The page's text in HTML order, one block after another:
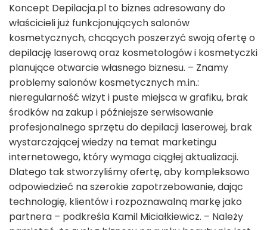
Koncept Depilacja.pl to biznes adresowany do
właścicieli już funkcjonujących salonów
kosmetycznych, chcących poszerzyć swoją ofertę o
depilację laserową oraz kosmetologów i kosmetyczki
planujące otwarcie własnego biznesu. – Znamy
problemy salonów kosmetycznych m.in.:
nieregularność wizyt i puste miejsca w grafiku, brak
środków na zakup i późniejsze serwisowanie
profesjonalnego sprzętu do depilacji laserowej, brak
wystarczającej wiedzy na temat marketingu
internetowego, który wymaga ciągłej aktualizacji.
Dlatego tak stworzyliśmy ofertę, aby kompleksowo
odpowiedzieć na szerokie zapotrzebowanie, dając
technologię, klientów i rozpoznawalną markę jako
partnera – podkreśla Kamil Miciałkiewicz. – Należy